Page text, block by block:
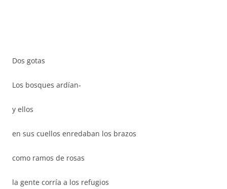
Dos gotas
Los bosques ardían-
y ellos
en sus cuellos enredaban los brazos
como ramos de rosas
la gente corría a los refugios